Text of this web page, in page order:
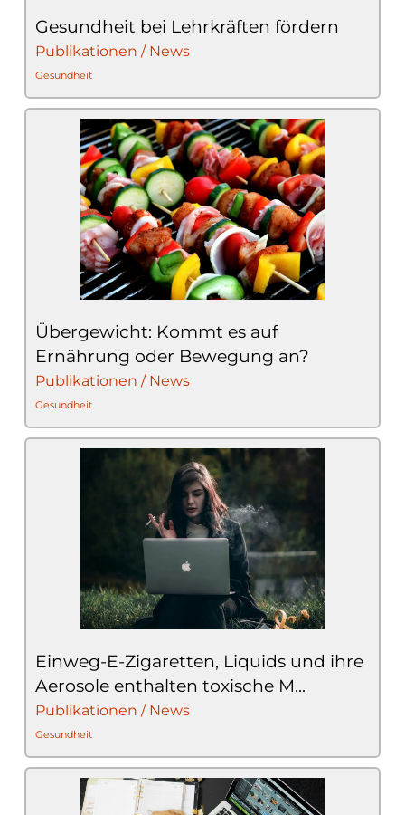
Gesundheit bei Lehrkräften fördern
Publikationen / News
Gesundheit
Übergewicht: Kommt es auf
Ernährung oder Bewegung an?
Publikationen / News
Gesundheit
Einweg-E-Zigaretten, Liquids und ihre
Aerosole enthalten toxische M...
Publikationen / News
Gesundheit